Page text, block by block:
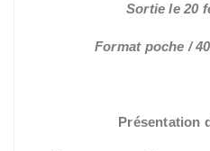
Sortie le 20
Format poche /
Présentation